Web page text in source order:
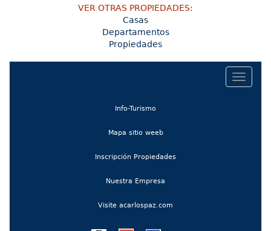
VER OTRAS PROPIEDADES:
Casas
Departamentos
Propiedades
Toggle
Info-Turismo
Mapa sitio weeb(current)
Inscripción Propiedades
Nuestra Empresa
Visite acarlospaz.com